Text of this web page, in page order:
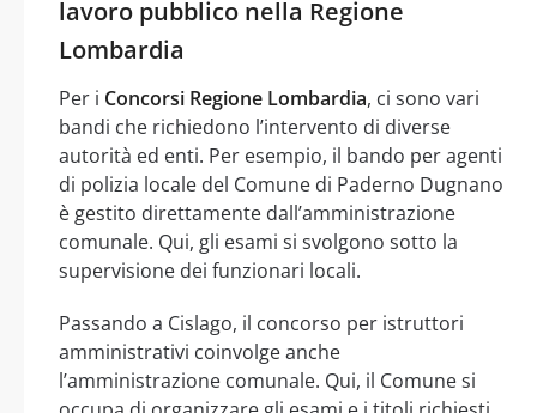
lavoro pubblico nella Regione
Lombardia
Per i Concorsi Regione Lombardia, ci sono vari
bandi che richiedono l’intervento di diverse
autorità ed enti. Per esempio, il bando per agenti
di polizia locale del Comune di Paderno Dugnano
è gestito direttamente dall’amministrazione
comunale. Qui, gli esami si svolgono sotto la
supervisione dei funzionari locali.
Passando a Cislago, il concorso per istruttori
amministrativi coinvolge anche
l’amministrazione comunale. Qui, il Comune si